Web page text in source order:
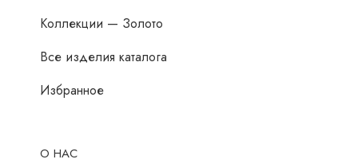
Коллекции — Золото
Все изделия каталога
Избранное
О НАС